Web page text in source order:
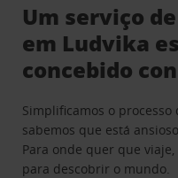
Um serviço
em Ludvika
concebido
Simplificamos o
sabemos que está
Para onde quer que
para descobrir o mundo.